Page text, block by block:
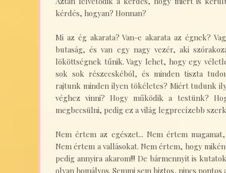
kérdés, hogyan? Honnan?
Mi az ég akarata? Van-e akarata az égnek?
butaság, és van egy nagy vezér, aki
lököttségnek tűnik. Vagy lehet, hogy egy
sok sok részecskéból, és minden tiszta
rajtunk minden ilyen tökéletes? Miért tudunk
véghez vinni? Hogy működik a testünk?
megbecsülni, pedig ez a világ legprecízebb
Nem értem az egészet... Nem értem
Nem értem a vallásokat. Nem értem, hogy
pedig annyira akarom!!! De bármennyit is
olyan homályos. Semmi sem biztos, nincs pontos